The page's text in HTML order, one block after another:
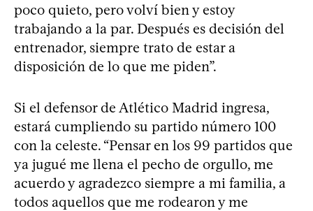
poco quieto, pero volví bien y estoy
trabajando a la par. Después es decisión del
entrenador, siempre trato de estar a
disposición de lo que me piden”.
Si el defensor de Atlético Madrid ingresa,
estará cumpliendo su partido número 100
con la celeste. “Pensar en los 99 partidos que
ya jugué me llena el pecho de orgullo, me
acuerdo y agradezco siempre a mi familia, a
todos aquellos que me rodearon y me